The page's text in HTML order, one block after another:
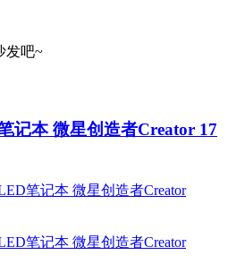
发吧~
记本 微星创造者Creator 17